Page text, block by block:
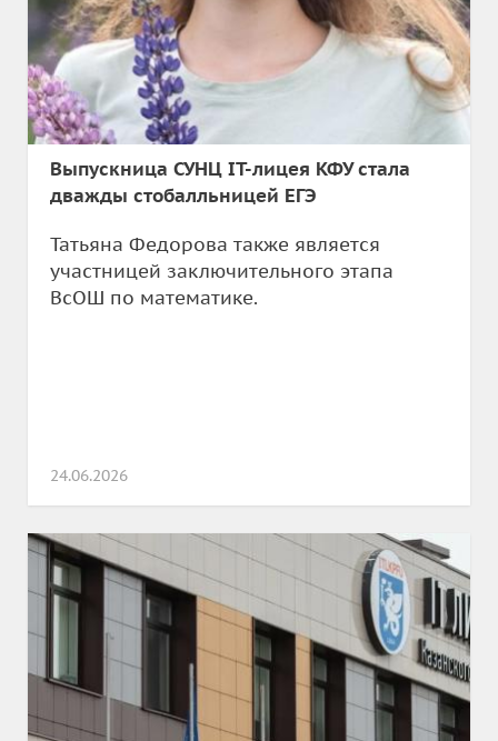
Выпускница СУНЦ IT-лицея КФУ стала
дважды стобалльницей ЕГЭ
Татьяна Федорова также является
участницей заключительного этапа
ВсОШ по математике.
24.06.2026